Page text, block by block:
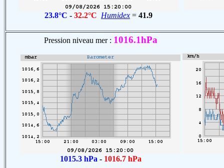
23.8°C - 32.2°C Humidex = 41.9
Pression niveau mer : 1016.1hPa
1015.3 hPa - 1016.7 hPa